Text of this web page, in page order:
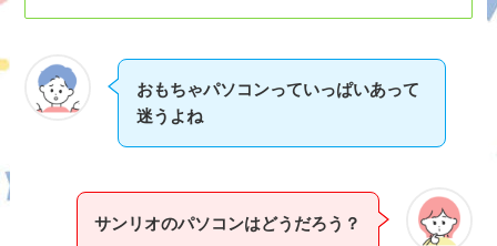
おもちゃパソコンっていっぱいあって
迷うよね
サンリオのパソコンはどうだろう？